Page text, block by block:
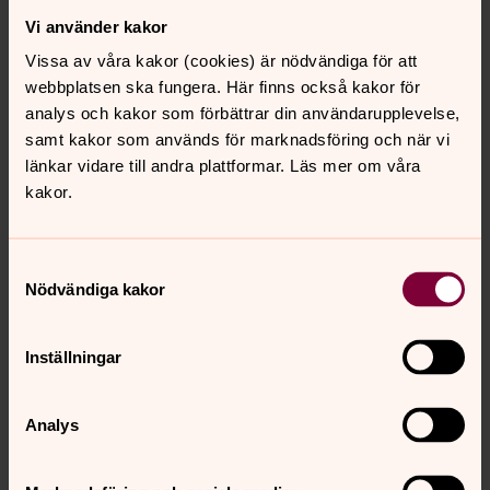
Vi använder kakor
Vissa av våra kakor (cookies) är nödvändiga för att
webbplatsen ska fungera. Här finns också kakor för
analys och kakor som förbättrar din användarupplevelse,
samt kakor som används för marknadsföring och när vi
länkar vidare till andra plattformar. Läs mer om våra
kakor.
Nödvändiga kakor
Inställningar
Analys